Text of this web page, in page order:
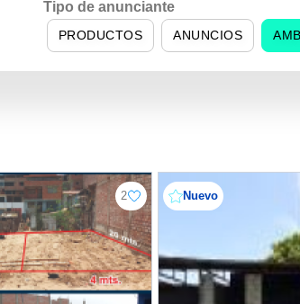
Tipo de anunciante
ANUNCIOS
PRODUCTOS
2 Nuevo